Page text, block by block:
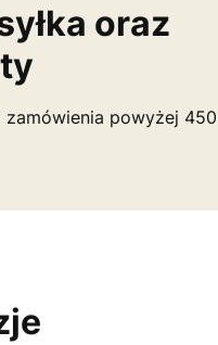
oraz
powyżej 450